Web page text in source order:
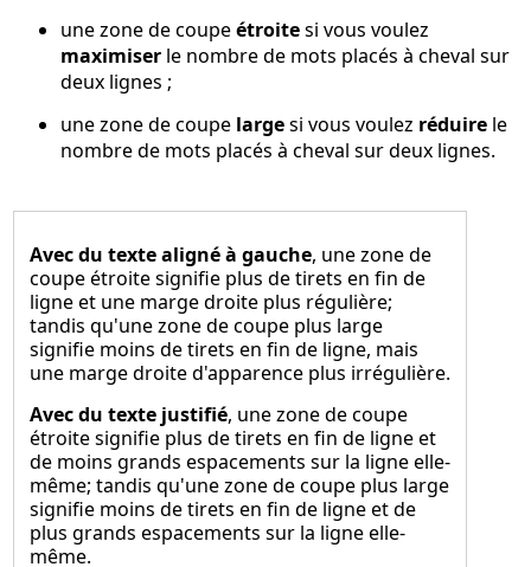
une zone de coupeétroitesi vous voulez
maximiser le nombre de mots placés à cheval sur
deux lignes ;
une zone de coupe largesi vous voulez réduire le
nombre de mots placés à cheval sur deux lignes.
Avec du texte aligné à gauche, une zone de
coupe étroite signifie plus de tirets en fin de
ligne et une marge droite plus régulière;
tandis qu'une zone de coupe plus large
signifie moins de tirets en fin de ligne, mais
une marge droite d'apparence plus irrégulière.
Avec du texte justifié, une zone de coupe
étroite signifie plus de tirets en fin de ligne et
de moins grands espacements sur la ligne elle-
même; tandis qu'une zone de coupe plus large
signifie moins de tirets en fin de ligne et de
plus grands espacements sur la ligne elle-
même.